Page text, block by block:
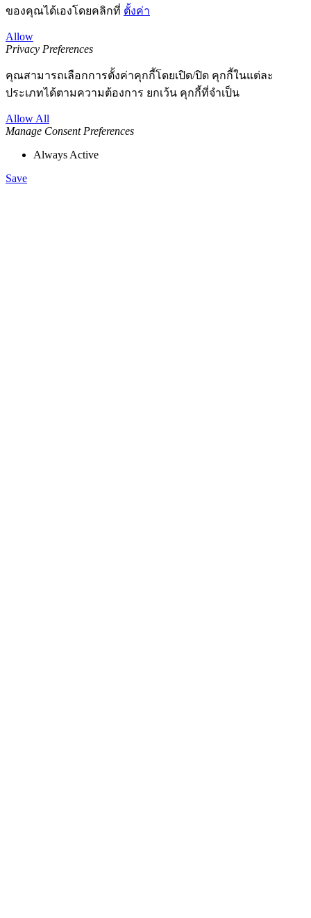
ของคุณได้เองโดยคลิกที่ ตั้งค่า
Allow
Privacy Preferences
คุณสามารถเลือกการตั้งค่าคุกกี้โดยเปิด/ปิด คุกกี้ในแต่ละ
ประเภทได้ตามความต้องการ ยกเว้น คุกกี้ที่จำเป็น
Allow All
Manage Consent Preferences
Always Active
Save